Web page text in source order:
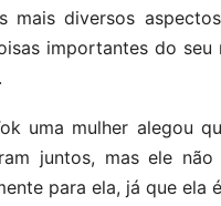
mais diversos
importantes do
uma mulher alegou
juntos, mas ele
para ela, já que ela